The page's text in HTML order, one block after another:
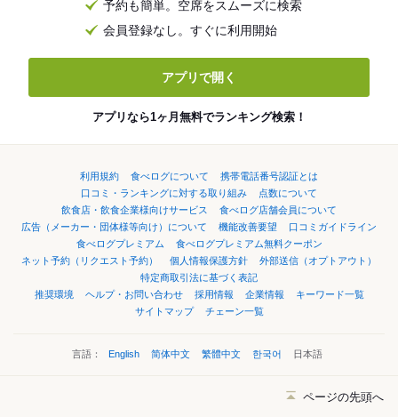
予約も簡単。空席をスムーズに検索
会員登録なし。すぐに利用開始
アプリで開く
アプリなら1ヶ月無料でランキング検索！
利用規約 食べログについて
携帯電話番号認証とは
口コミ・ランキングに対する取り組み
点数について
飲食店・飲食企業様向けサービス
食べログ店舗会員について
広告（メーカー・団体様等向け）について
機能改善要望
口コミガイドライン
食べログプレミアム
食べログプレミアム無料クーポン
ネット予約（リクエスト予約）
個人情報保護方針
外部送信（オプトアウト）
特定商取引法に基づく表記
推奨環境
ヘルプ・お問い合わせ 採用情報 企業情報
キーワード一覧
サイトマップ
チェーン一覧
言語： English 简体中文 繁體中文 한국어 日本語
ページの先頭へ